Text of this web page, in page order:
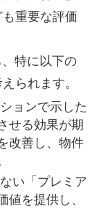
重要な評価
特に以下の
られます。
ョンで示した
せる効果が期
改善し、物件
い「プレミア
値を提供し、